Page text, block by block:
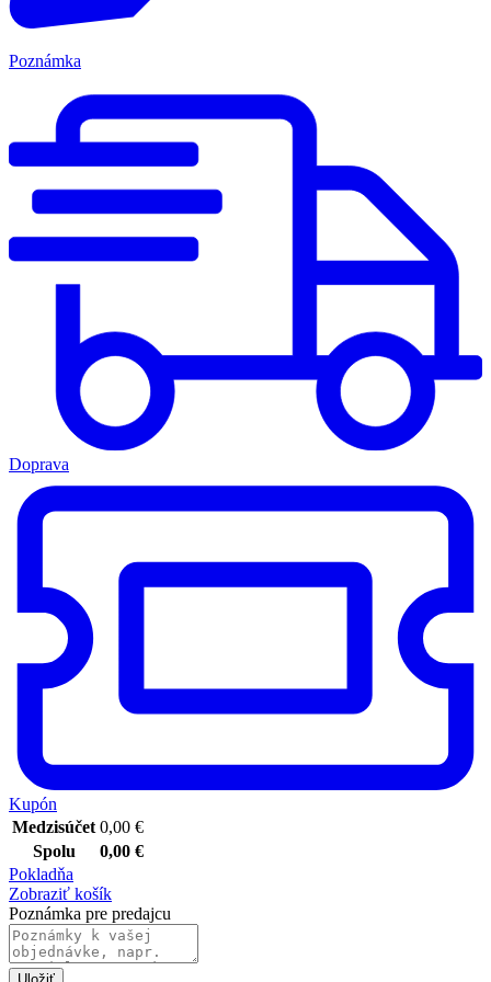
Poznámka
Doprava
Kupón
Medzisúčet 0,00 €
Spolu
0,00 €
Pokladňa
Zobraziť košík
Poznámka pre predajcu